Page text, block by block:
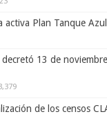
activa Plan Tanque
13 de
de los censos